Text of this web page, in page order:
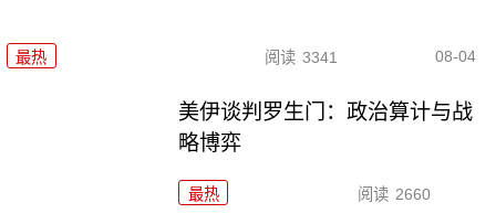
最热 阅读 3341 08-04
美伊谈判罗生门：政治算计与战
略博弈
最热 阅读 2660